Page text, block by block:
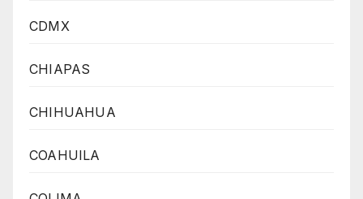
CDMX
CHIAPAS
CHIHUAHUA
COAHUILA